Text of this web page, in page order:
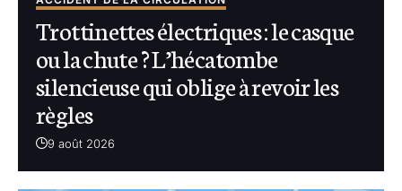
Trottinettes électriques : le casque
ou la chute ? L’hécatombe
silencieuse qui oblige à revoir les
règles
9 août 2026